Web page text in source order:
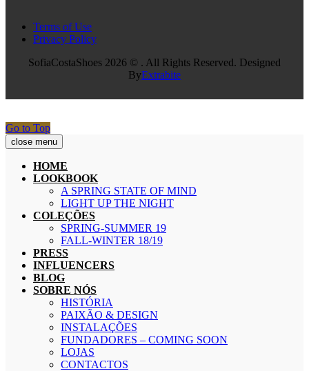
Terms of Use
Privacy Policy
SofiaCostaShoes 2026 © . All Rights Reserved. Designed
ByExtrabite
Go to Top
close menu
HOME
LOOKBOOK
A SPRING STATE OF MIND
LIGHT UP THE NIGHT
COLEÇÕES
SPRING-SUMMER 19
FALL-WINTER 18/19
PRESS
INFLUENCERS
BLOG
SOBRE NÓS
HISTÓRIA
PAIXÃO & DESIGN
INSTALAÇÕES
FUNDADORES – COMING SOON
LOJAS
CONTACTOS